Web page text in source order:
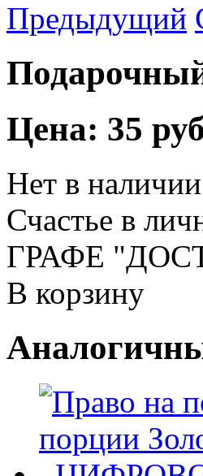
Предыдущий
Цена: 35 руб
Нет в наличии
Счастье в
ГРАФЕ
В корзину